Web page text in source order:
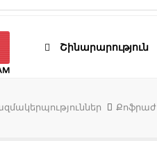
Շինարարություն
Քոֆրաժ